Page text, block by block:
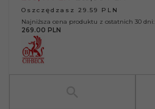
Oszczędzasz 29.59 PLN
Najniższa cena produktu z ostatnich 30 dni:
269.00 PLN